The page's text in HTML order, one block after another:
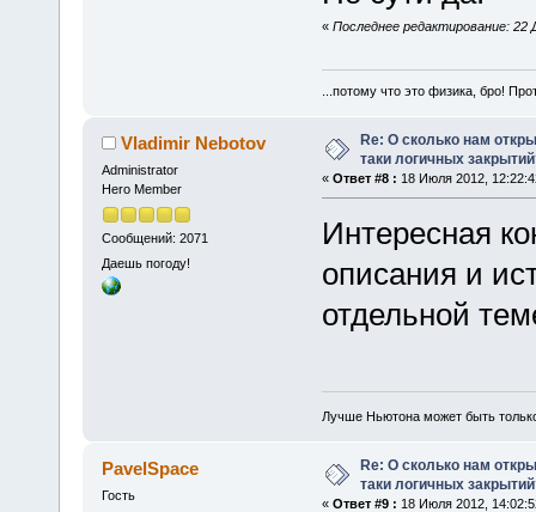
« Последнее редактирование: 22
...потому что это физика, бро!
Vladimir Nebotov
Administrator
Hero Member
Сообщений: 2071
Даешь погоду!
Re: О сколько нам
таки логичных
« Ответ #8 : 18 Июля 2012,
Интересная
описания и
отдельной
Лучше Ньютона может быть
PavelSpace
Гость
Re: О сколько нам
таки логичных
« Ответ #9 : 18 Июля 2012,